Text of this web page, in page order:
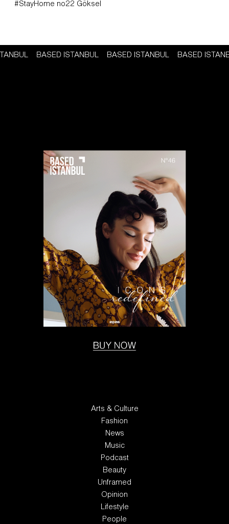
#StayHome no22 Göksel
BASED ISTANBUL BASED ISTANBUL BASED
Arts & Culture
Fashion
News
Music
Podcast
Beauty
Unframed
Opinion
Lifestyle
People